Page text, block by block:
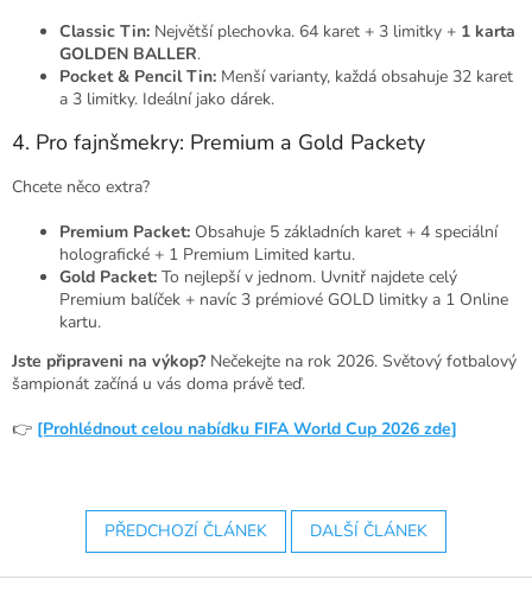
Classic Tin: Největší plechovka. 64 karet + 3 limitky + 1 karta
GOLDEN BALLER.
Pocket & Pencil Tin: Menší varianty, každá obsahuje 32 karet
a 3 limitky. Ideální jako dárek.
4. Pro fajnšmekry: Premium a Gold Packety
Chcete něco extra?
Premium Packet: Obsahuje 5 základních karet + 4 speciální
holografické + 1 Premium Limited kartu.
Gold Packet: To nejlepší v jednom. Uvnitř najdete celý
Premium balíček + navíc 3 prémiové GOLD limitky a 1 Online
kartu.
Jste připraveni na výkop? Nečekejte na rok 2026. Světový fotbalový
šampionát začíná u vás doma právě teď.
👉 [Prohlédnout celou nabídku FIFA World Cup 2026 zde]
PŘEDCHOZÍ ČLÁNEK DALŠÍ ČLÁNEK
Z